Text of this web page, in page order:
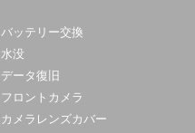
バッテリー交換
水没
データ復旧
フロントカメラ
カメラレンズカバー